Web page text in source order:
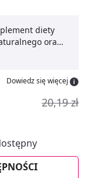
diety
oraz
widzenia,
stresem
ze
diety
prostą
co jest jego
zawiera
Dowiedz się więcej
20,19 zł